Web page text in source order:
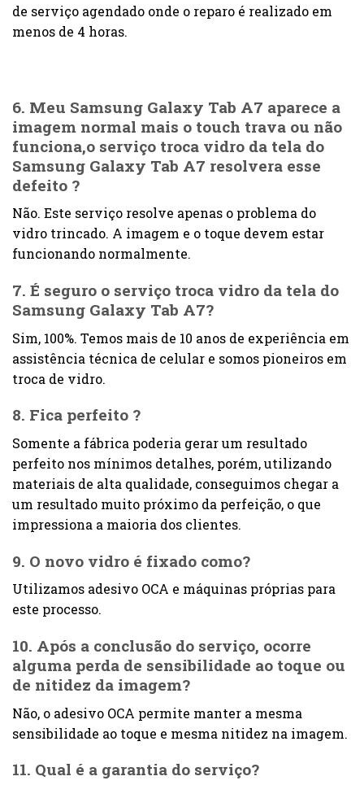
de serviço agendado onde o reparo é realizado em
menos de 4 horas.
6. Meu Samsung Galaxy Tab A7 aparece a
imagem normal mais o touch trava ou não
funciona,o serviço troca vidro da tela do
Samsung Galaxy Tab A7 resolvera esse
defeito ?
Não. Este serviço resolve apenas o problema do
vidro trincado. A imagem e o toque devem estar
funcionando normalmente.
7. É seguro o serviço troca vidro da tela do
Samsung Galaxy Tab A7?
Sim, 100%. Temos mais de 10 anos de experiência em
assistência técnica de celular e somos pioneiros em
troca de vidro.
8. Fica perfeito ?
Somente a fábrica poderia gerar um resultado
perfeito nos mínimos detalhes, porém, utilizando
materiais de alta qualidade, conseguimos chegar a
um resultado muito próximo da perfeição, o que
impressiona a maioria dos clientes.
9. O novo vidro é fixado como?
Utilizamos adesivo OCA e máquinas próprias para
este processo.
10. Após a conclusão do serviço, ocorre
alguma perda de sensibilidade ao toque ou
de nitidez da imagem?
Não, o adesivo OCA permite manter a mesma
sensibilidade ao toque e mesma nitidez na imagem.
11. Qual é a garantia do serviço?